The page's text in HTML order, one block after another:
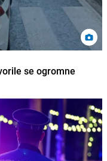
se ogromne